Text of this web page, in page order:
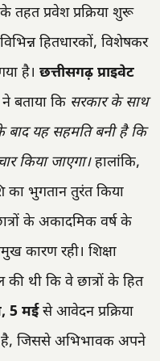
प्रवेश प्रक्रिया शुरू
हितधारकों, विशेषकर
है। छत्तीसगढ़ प्राइवेट
बताया कि सरकार के साथ
यह सहमति बनी है कि
किया जाएगा।हालांकि,
का भुगतान तुरंत किया
के अकादमिक वर्ष के
कारण रही। शिक्षा
थी कि वे छात्रों के हित
मईसे आवेदन प्रक्रिया
है, जिससे अभिभावक अपने